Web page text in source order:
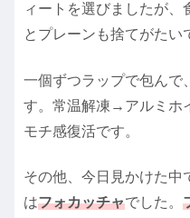
ィートを選びましたが、
とプレーンも捨てがたい
一個ずつラップで包んで
す。常温解凍→アルミホ
モチ感復活です。
その他、今日見かけた中
はフォカッチャでした。